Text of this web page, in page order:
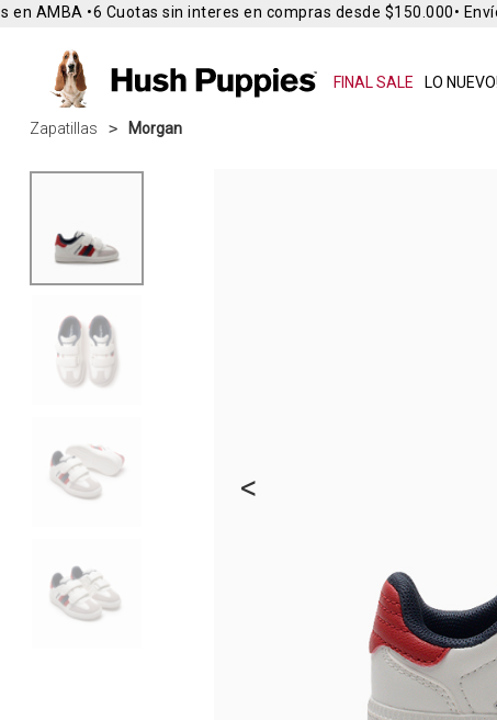
FINAL SALE LO NUEVO!
AMBA •6 Cuotas sin interes en compras desde $150.000•
Zapatillas Morgan
<